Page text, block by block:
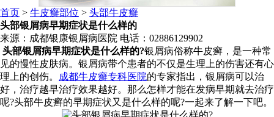
首页 > 牛皮癣部位 > 头部牛皮癣
头部银屑病早期症状是什么样的
来源：成都银康银屑病医院 电话：02886129902
头部银屑病早期症状是什么样的?银屑病俗称牛皮癣，是一种常
见的慢性皮肤病。银屑病带个患者的不仅是生理上的伤害还有心
理上的创伤。
成都牛皮癣专科医院的专家指出，银屑病可以治
好，治疗越早治疗效果越好。那么怎样才能在发病早期就去治疗
呢?头部牛皮癣的早期症状又是什么样的呢?一起来了解一下吧。